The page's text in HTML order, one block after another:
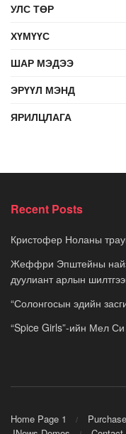
УЛС ТӨР
ХҮМҮҮС
ШАР МЭДЭЭ
ЭРҮҮЛ МЭНД
ЯРИЛЦЛАГА
Recent Posts
Кристофер Ноланы
Жеффри Эпштейны найз
дуулиант арлын
“Солонгосын эдийн
“Spice Girls”-ийн Мел
Home Page 1